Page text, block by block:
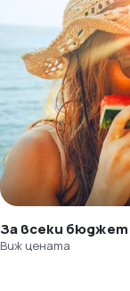
За всеки бюджет
Виж цената